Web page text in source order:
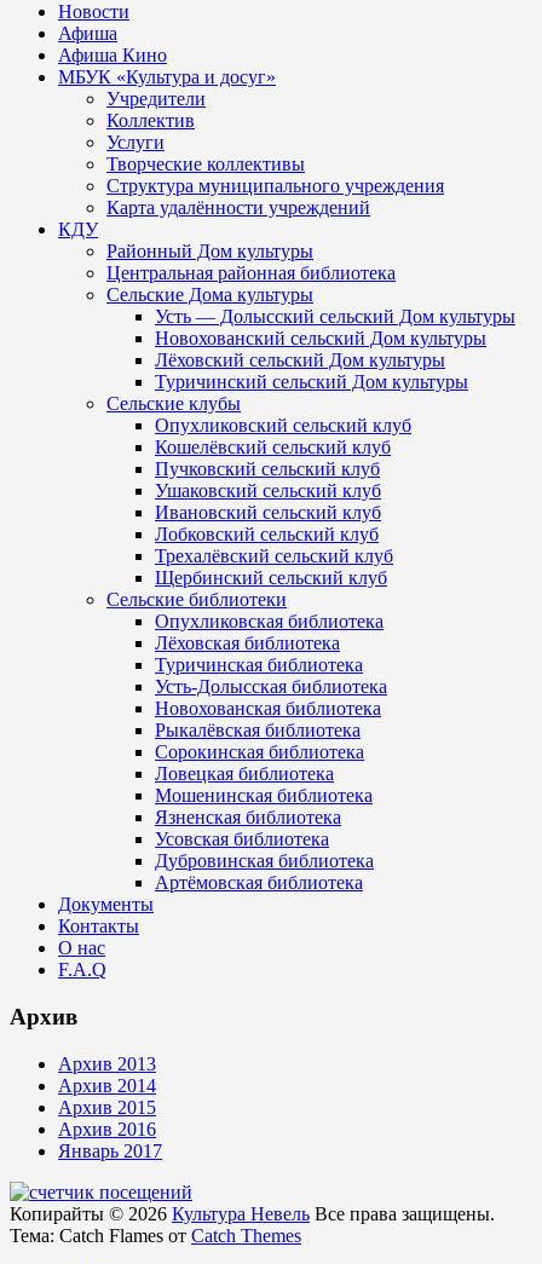
Новости
Афиша
Афиша Кино
МБУК «Культура и досуг»
Учредители
Коллектив
Услуги
Творческие коллективы
Структура муниципального учреждения
Карта удалённости учреждений
КДУ
Районный Дом культуры
Центральная районная библиотека
Сельские Дома культуры
Усть — Долысский сельский Дом культуры
Новохованский сельский Дом культуры
Лёховский сельский Дом культуры
Туричинский сельский Дом культуры
Сельские клубы
Опухликовский сельский клуб
Кошелёвский сельский клуб
Пучковский сельский клуб
Ушаковский сельский клуб
Ивановский сельский клуб
Лобковский сельский клуб
Трехалёвский сельский клуб
Щербинский сельский клуб
Сельские библиотеки
Опухликовская библиотека
Лёховская библиотека
Туричинская библиотека
Усть-Долысская библиотека
Новохованская библиотека
Рыкалёвская библиотека
Сорокинская библиотека
Ловецкая библиотека
Мошенинская библиотека
Язненская библиотека
Усовская библиотека
Дубровинская библиотека
Артёмовская библиотека
Документы
Контакты
О нас
F.A.Q
Архив
Архив 2013
Архив 2014
Архив 2015
Архив 2016
Январь 2017
Копирайты © 2026 Культура Невель Все права защищены.
Тема: Catch Flames от Catch Themes